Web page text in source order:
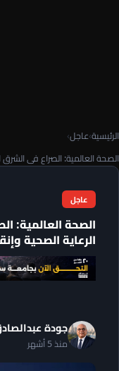
الرئيسية›عاجل›
الصحة العالمية: الصراع فى الشرق
عاجل
الصحة العالمية:
الرعاية الصحية
جودة
منذ 5 أشهر